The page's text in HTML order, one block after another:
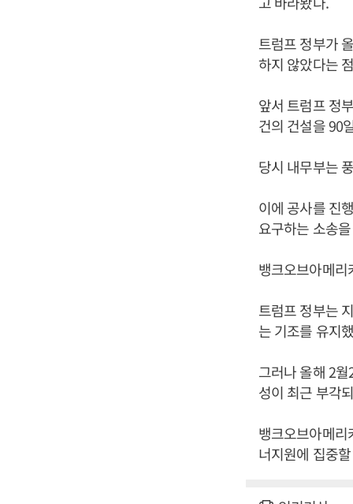
트럼프 정부가
하지 않았다는
앞서 트럼프 정
건의 건설을 90
당시 내무부는
이에 공사를 진
요구하는 소송
뱅크오브아메
트럼프 정부는
는 기조를 유지
그러나 올해 2
성이 최근 부각
뱅크오브아메리
너지원에 집중